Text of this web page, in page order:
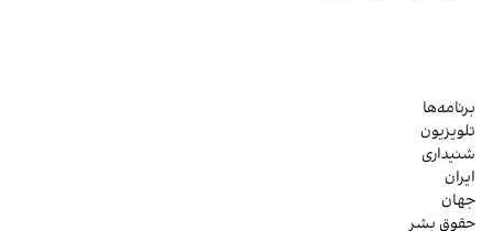
برنامه‌ها
تلویزیون
شنیداری
ایران
جهان
حقوق بشر